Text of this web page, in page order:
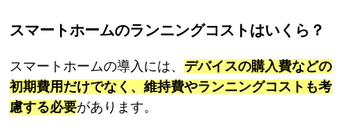
スマートホームのランニングコストはいくら？
スマートホームの導入には、 デバイスの購入費などの
初期費用だけでなく、維持費やランニングコストも考
慮する必要があります。